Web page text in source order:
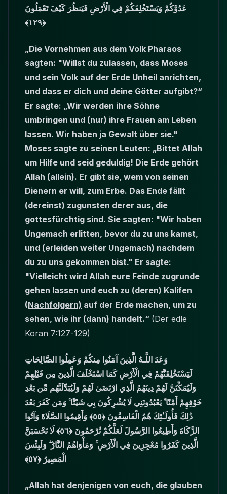
عَدُوَّكُمْ وَيَسْتَخْلِفَكُمْ فِي الْأَرْضِ فَيَنظُرَ كَيْفَ تَعْمَلُونَ
﴿١٢٩﴾
„Die Vornehmen aus dem Volk Pharaos
sagten: "Willst du zulassen, dass Moses
und sein Volk auf der Erde Unheil anrichten,
und dass er dich und deine Götter aufgibt?“
Er sagte: „Wir werden ihre Söhne
umbringen und (nur) ihre Frauen am Leben
lassen. Wir haben ja Gewalt über sie."
Moses sagte zu seinen Leuten: „Bittet Allah
um Hilfe und seid geduldig! Die Erde gehört
Allah (allein). Er gibt sie, wem von seinen
Dienern er will, zum Erbe. Das Ende fällt
(dereinst) zugunsten derer aus, die
gottesfürchtig sind. Sie sagten: "Wir haben
Ungemach erlitten, bevor du zu uns kamst,
und (erleiden weiter Ungemach) nachdem
du zu uns gekommen bist." Er sagte:
"Vielleicht wird Allah eure Feinde zugrunde
gehen lassen und euch zu (deren) Kalifen
(Nachfolgern) auf der Erde machen, um zu
sehen, wie ihr (dann) handelt.“ (Der edle
Koran 7:127-129)
وَعَدَ اللَّـهُ الَّذِينَ آمَنُوا مِنكُمْ وَعَمِلُوا الصَّالِحَاتِ
لَيَسْتَخْلِفَنَّهُمْ فِي الْأَرْضِ كَمَا اسْتَخْلَفَ الَّذِينَ مِن قَبْلِهِمْ
وَلَيُمَكِّنَنَّ لَهُمْ دِينَهُمُ الَّذِي ارْتَضَىٰ لَهُمْ وَلَيُبَدِّلَنَّهُم مِّن بَعْدِ
خَوْفِهِمْ أَمْنًا ۚ يَعْبُدُونَنِي لَا يُشْرِكُونَ بِي شَيْئًا ۚ وَمَن كَفَرَ بَعْدَ
ذَٰلِكَ فَأُولَـٰئِكَ هُمُ الْفَاسِقُونَ ﴿٥٥﴾ وَأَقِيمُوا الصَّلَاةَ وَآتُوا
الزَّكَاةَ وَأَطِيعُوا الرَّسُولَ لَعَلَّكُمْ تُرْحَمُونَ ﴿٥٦﴾ لَا تَحْسَبَنَّ
الَّذِينَ كَفَرُوا مُعْجِزِينَ فِي الْأَرْضِ ۚ وَمَأْوَاهُمُ النَّارُ ۖ وَلَبِئْسَ
الْمَصِيرُ ﴿٥٧﴾
„Allah hat denjenigen von euch, die glauben